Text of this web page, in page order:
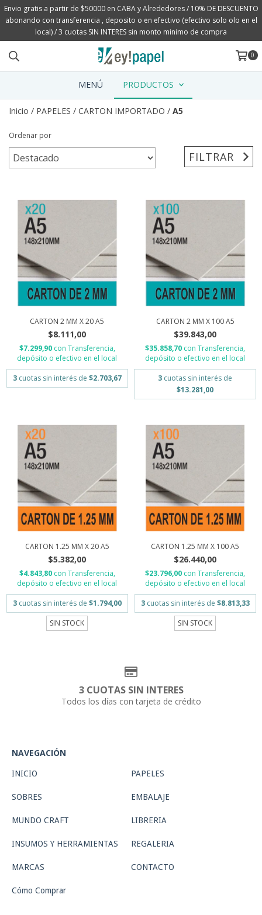
Envio gratis a partir de $50000 en CABA y Alrededores / 10% DE DESCUENTO
abonando con transferencia , deposito o en efectivo (efectivo solo olo en el
local) / 3 cuotas SIN INTERES sin monto minimo de compra
0
MENÚ PRODUCTOS
Inicio / PAPELES / CARTON IMPORTADO / A5
Ordenar por
FILTRAR
CARTON 2 MM X 20 A5
$8.111,00
$7.299,90 con Transferencia,
depósito o efectivo en el local
3 cuotas sin interés de $2.703,67
CARTON 2 MM X 100 A5
$39.843,00
$35.858,70 con Transferencia,
depósito o efectivo en el local
3 cuotas sin interés de
$13.281,00
CARTON 1.25 MM X 20 A5
$5.382,00
$4.843,80 con Transferencia,
depósito o efectivo en el local
3 cuotas sin interés de $1.794,00
SIN STOCK
CARTON 1.25 MM X 100 A5
$26.440,00
$23.796,00 con Transferencia,
depósito o efectivo en el local
3 cuotas sin interés de $8.813,33
SIN STOCK
3 CUOTAS SIN INTERES
Todos los días con tarjeta de crédito
NAVEGACIÓN
INICIO PAPELES
SOBRES EMBALAJE
MUNDO CRAFT LIBRERIA
INSUMOS Y HERRAMIENTAS REGALERIA
MARCAS CONTACTO
Cómo Comprar